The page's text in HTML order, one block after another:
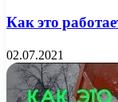
Как это
02.07.2021